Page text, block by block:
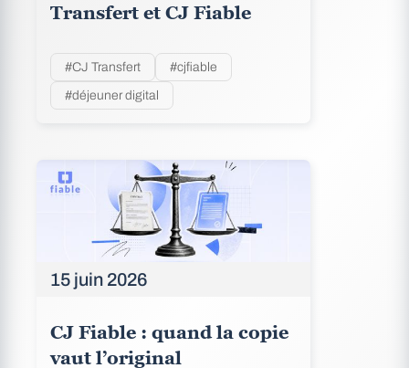
Transfert et CJ Fiable
#CJ Transfert #cjfiable
#déjeuner digital
15 juin 2026
CJ Fiable : quand la copie
vaut l’original